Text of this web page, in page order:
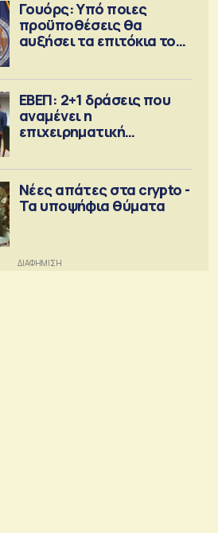
Γουόρς: Υπό ποιες
προϋποθέσεις θα
αυξήσει τα επιτόκια τον
ΕΒΕΠ: 2+1 δράσεις που
αναμένει η
επιχειρηματική
Νέες απάτες στα crypto -
Τα υποψήφια θύματα